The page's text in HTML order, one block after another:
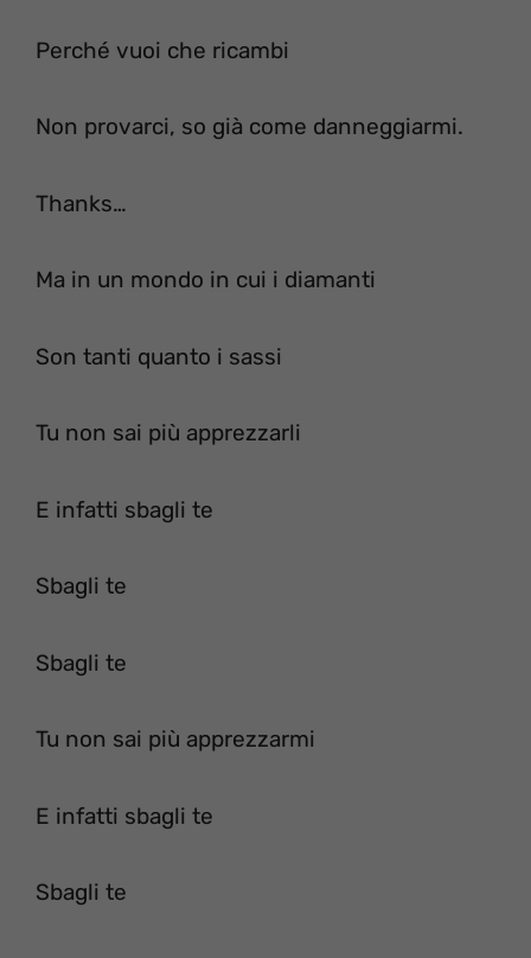
Perché vuoi che ricambi
Non provarci, so già come danneggiarmi.
Thanks…
Ma in un mondo in cui i diamanti
Son tanti quanto i sassi
Tu non sai più apprezzarli
E infatti sbagli te
Sbagli te
Sbagli te
Tu non sai più apprezzarmi
E infatti sbagli te
Sbagli te